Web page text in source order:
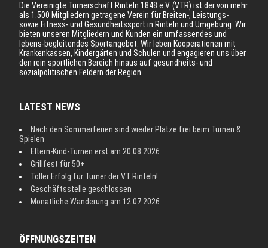
Die Vereinigte Turnerschaft Rinteln 1848 e.V. (VTR) ist der von mehr
als 1.500 Mitgliedern getragene Verein für Breiten-, Leistungs-
sowie Fitness- und Gesundheitssport in Rinteln und Umgebung. Wir
bieten unseren Mitgliedern und Kunden ein umfassendes und
lebens-begleitendes Sportangebot. Wir leben Kooperationen mit
Krankenkassen, Kindergärten und Schulen und engagieren uns über
den rein sportlichen Bereich hinaus auf gesundheits- und
sozialpolitischen Feldern der Region.
LATEST NEWS
Nach den Sommerferien sind wieder Plätze frei beim Turnen &
Spielen
Eltern-Kind-Turnen erst am 20.08.2026
Grillfest für 50+
Toller Erfolg für Turner der VT Rinteln!
Geschäftsstelle geschlossen
Monatliche Wanderung am 12.07.2026
ÖFFNUNGSZEITEN